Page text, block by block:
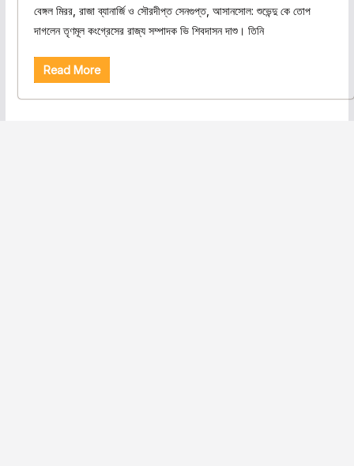
বেঙ্গল মিরর, রাজা ব্যানার্জি ও সৌরদীপ্ত সেনগুপ্ত, আসানসোল: শুভেন্দু কে তোপ
দাগলেন তৃণমূল কংগ্রেসের রাজ্য সম্পাদক ভি শিবদাসন দাশু। তিনি
Read More